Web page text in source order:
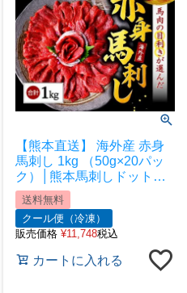
【熊本直送】 海外産 赤身
馬刺し 1kg （50g×20パッ
ク）│熊本馬刺しドットコ
ム│熊本馬刺し 馬刺し通販
馬刺し専門店 馬刺しお取り
寄せ 利他フーズ
送料無料
クール便（冷凍）
販売価格 ¥11,748税込
カートに入れる